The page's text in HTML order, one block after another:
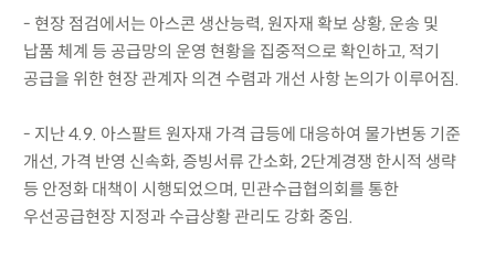
- 현장 점검에서는 아스콘 생산능력, 원자재 확보 상황, 운송 및
납품 체계 등 공급망의 운영 현황을 집중적으로 확인하고, 적기
공급을 위한 현장 관계자 의견 수렴과 개선 사항 논의가 이루어짐.
- 지난 4.9. 아스팔트 원자재 가격 급등에 대응하여 물가변동 기준
개선, 가격 반영 신속화, 증빙서류 간소화, 2단계경쟁 한시적 생략
등 안정화 대책이 시행되었으며, 민관수급협의회를 통한
우선공급현장 지정과 수급상황 관리도 강화 중임.